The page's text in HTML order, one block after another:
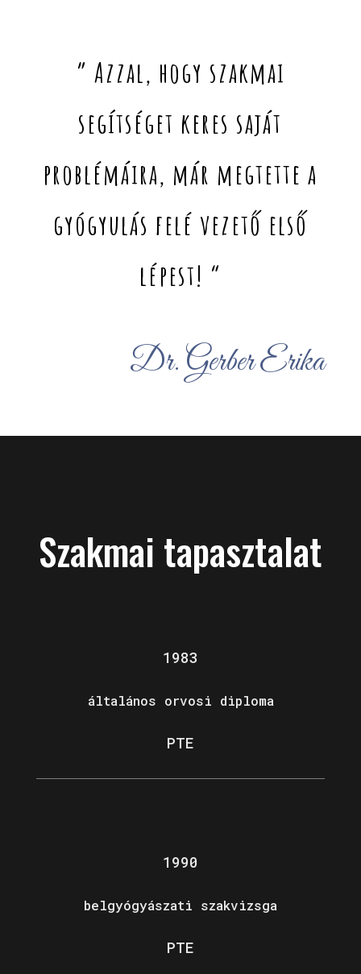
” Azzal, hogy szakmai
segítséget keres saját
problémáira, már megtette a
gyógyulás felé vezető első
lépest! “
Dr. Gerber Erika
Szakmai tapasztalat
1983
általános orvosi diploma
PTE
1990
belgyógyászati szakvizsga
PTE